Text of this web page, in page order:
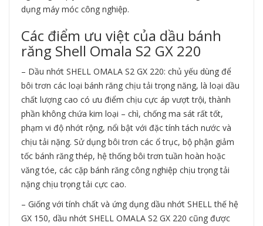
dụng máy móc công nghiệp.
Các điểm ưu việt của dầu bánh
răng Shell Omala S2 GX 220
– Dầu nhớt SHELL OMALA S2 GX 220: chủ yếu dùng để
bôi trơn các loại bánh răng chịu tải trọng năng, là loại dầu
chất lượng cao có ưu điểm chịu cực áp vượt trội, thành
phần không chứa kim loại – chì, chống ma sát rất tốt,
phạm vi độ nhớt rộng, nổi bật với đặc tính tách nước và
chịu tải nặng. Sử dụng bôi trơn các ổ trục, bộ phận giảm
tốc bánh răng thép, hệ thống bôi trơn tuần hoàn hoặc
văng tóe, các cặp bánh răng công nghiệp chịu trọng tải
nặng chịu trọng tải cực cao.
– Giống với tính chất và ứng dụng dầu nhớt SHELL thế hệ
GX 150, dầu nhớt SHELL OMALA S2 GX 220 cũng được